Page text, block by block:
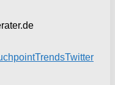
TrendsTwitter